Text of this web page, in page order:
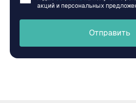
акций и персональных
Отправить